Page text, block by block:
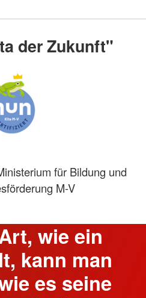
der Zukunft"
für Bildung und
M-V
wie ein
kann man
es seine